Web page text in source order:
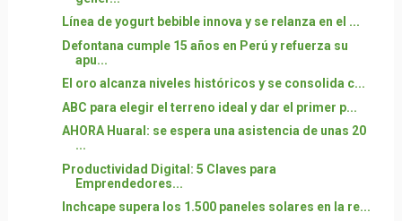
Línea de yogurt bebible innova y se relanza en el ...
Defontana cumple 15 años en Perú y refuerza su
apu...
El oro alcanza niveles históricos y se consolida c...
ABC para elegir el terreno ideal y dar el primer p...
AHORA Huaral: se espera una asistencia de unas 20
...
Productividad Digital: 5 Claves para
Emprendedores...
Inchcape supera los 1.500 paneles solares en la re...